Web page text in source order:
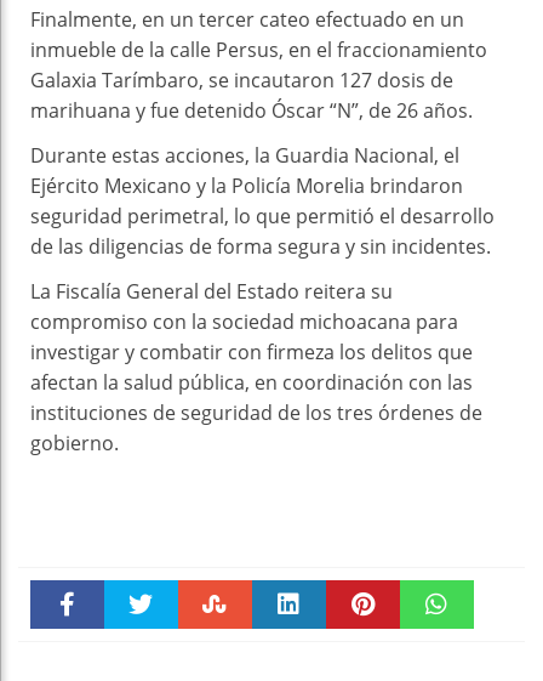
Finalmente, en un tercer cateo efectuado en un
inmueble de la calle Persus, en el fraccionamiento
Galaxia Tarímbaro, se incautaron 127 dosis de
marihuana y fue detenido Óscar “N”, de 26 años.
Durante estas acciones, la Guardia Nacional, el
Ejército Mexicano y la Policía Morelia brindaron
seguridad perimetral, lo que permitió el desarrollo
de las diligencias de forma segura y sin incidentes.
La Fiscalía General del Estado reitera su
compromiso con la sociedad michoacana para
investigar y combatir con firmeza los delitos que
afectan la salud pública, en coordinación con las
instituciones de seguridad de los tres órdenes de
gobierno.